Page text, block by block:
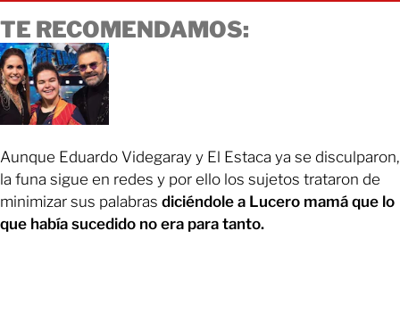
TE RECOMENDAMOS:
Aunque Eduardo Videgaray y El Estaca ya se disculparon,
la funa sigue en redes y por ello los sujetos trataron de
minimizar sus palabras diciéndole a Lucero mamá que lo
que había sucedido no era para tanto.